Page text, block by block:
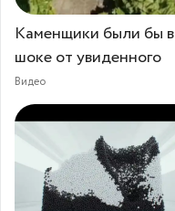
Каменщики были бы в
шоке от увиденного
Видео